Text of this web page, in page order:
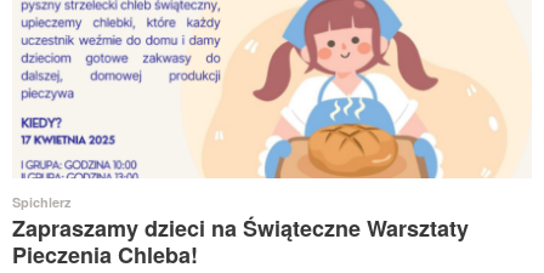
Spichlerz
Zapraszamy dzieci na Świąteczne Warsztaty
Pieczenia Chleba!